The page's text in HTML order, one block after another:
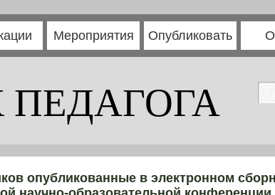
Мероприятия Опубликовать
опубликованные в электронном